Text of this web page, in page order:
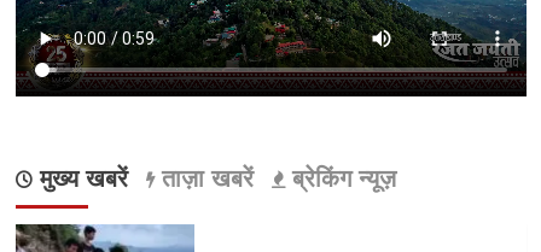
मुख्य खबरें ताज़ा खबरें ब्रेकिंग न्यूज़